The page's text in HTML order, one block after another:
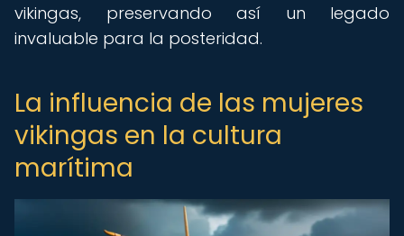
vikingas, preservando así un legado
invaluable para la posteridad.
La influencia de las mujeres
vikingas en la cultura
marítima